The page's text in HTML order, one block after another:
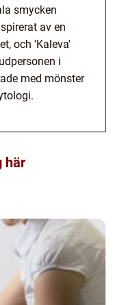
smycken
av en
och 'Kaleva'
i
med mönster
här